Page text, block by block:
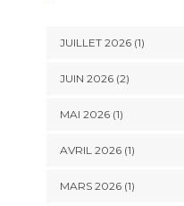
JUILLET 2026(1)
JUIN 2026(2)
MAI 2026(1)
AVRIL 2026(1)
MARS 2026(1)